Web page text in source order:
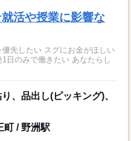
活や授業に影響な
優先したい スグにお金がほしい
日のみで働きたい あなたらし
、品出し(ピッキング)、
町 / 野洲駅